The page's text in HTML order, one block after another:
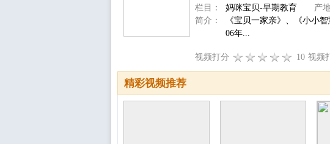
栏目：
妈咪宝贝-早期教育 产地
简介：
《宝贝一家亲》、《小小
06年...
视频打分
10 视频
精彩视频推荐